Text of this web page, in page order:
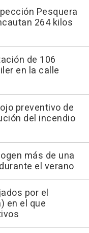
Pesquera
264 kilos
de 106
en la calle
preventivo de
del incendio
más de una
el verano
por el
en el que